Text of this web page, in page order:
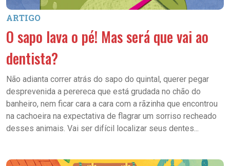
ARTIGO
O sapo lava o pé! Mas será que vai ao
dentista?
Não adianta correr atrás do sapo do quintal, querer pegar
desprevenida a perereca que está grudada no chão do
banheiro, nem ficar cara a cara com a rãzinha que encontrou
na cachoeira na expectativa de flagrar um sorriso recheado
desses animais. Vai ser difícil localizar seus dentes...